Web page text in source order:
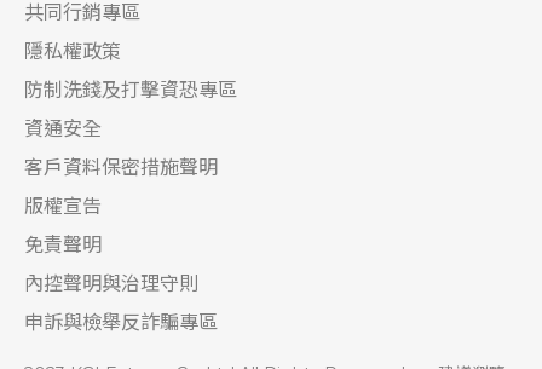
共同行銷專區
隱私權政策
防制洗錢及打擊資恐專區
資通安全
客戶資料保密措施聲明
版權宣告
免責聲明
內控聲明與治理守則
申訴與檢舉反詐騙專區